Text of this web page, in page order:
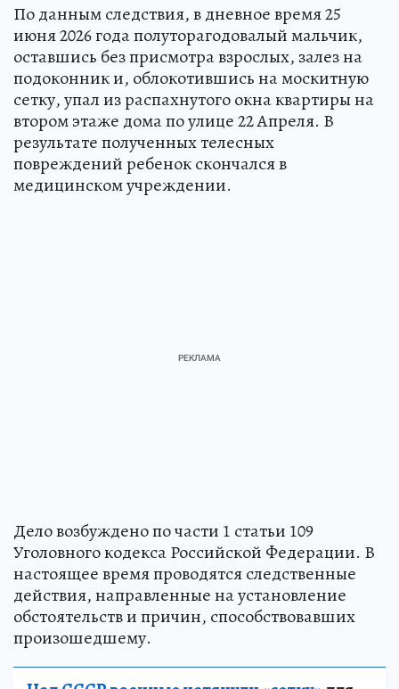
По данным следствия, в дневное время 25
июня 2026 года полуторагодовалый мальчик,
оставшись без присмотра взрослых, залез на
подоконник и, облокотившись на москитную
сетку, упал из распахнутого окна квартиры на
втором этаже дома по улице 22 Апреля. В
результате полученных телесных
повреждений ребенок скончался в
медицинском учреждении.
Дело возбуждено по части 1 статьи 109
Уголовного кодекса Российской Федерации. В
настоящее время проводятся следственные
действия, направленные на установление
обстоятельств и причин, способствовавших
произошедшему.